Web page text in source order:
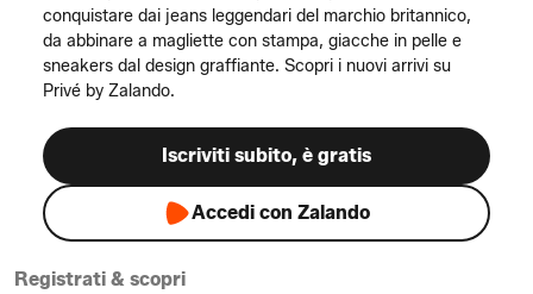
conquistare dai jeans leggendari del marchio britannico,
da abbinare a magliette con stampa, giacche in pelle e
sneakers dal design graffiante. Scopri i nuovi arrivi su
Privé by Zalando.
Iscriviti subito, è gratis
Accedi con Zalando
Registrati & scopri